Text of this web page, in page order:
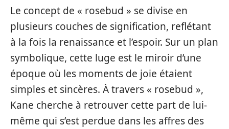
Le concept de « rosebud » se divise en
plusieurs couches de signification, reflétant
à la fois la renaissance et l’espoir. Sur un plan
symbolique, cette luge est le miroir d’une
époque où les moments de joie étaient
simples et sincères. À travers « rosebud »,
Kane cherche à retrouver cette part de lui-
même qui s’est perdue dans les affres des